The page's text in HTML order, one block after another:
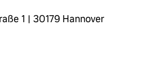
1 | 30179 Hannover